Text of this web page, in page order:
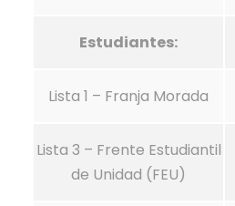
Estudiantes:
Lista 1 – Franja Morada
Lista 3 – Frente Estudiantil
de Unidad (FEU)